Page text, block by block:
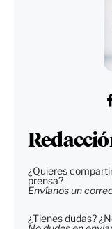
¿Quieres
prensa?
Envíanos un
¿Tienes dudas?